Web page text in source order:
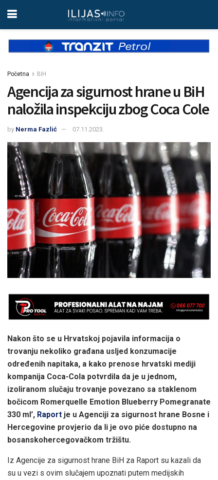
Početna BIH
Agencija za sigurnost hrane u BiH
naložila inspekciju zbog Coca Cole
by Nerma Fazlić 07.11.2023.
Nakon što se u Hrvatskoj pojavila informacija o
trovanju nekoliko građana usljed konzumacije
određenih napitaka, a kako prenose hrvatski mediji
kompanija Coca-Cola potvrdila da je u jednom,
izoliranom slučaju trovanje povezano sa staklenom
bočicom Romerquelle Emotion Blueberry Pomegranate
330 ml’, Raport je u Agenciji za sigurnost hrane Bosne i
Hercegovine provjerio da li je ovo piće dostupno na
bosanskohercegovačkom tržištu.
Iz Agencije za sigurnost hrane BiH za Raport su kazali da
su u vezi s ovim slučajem upoznati putem medijskih